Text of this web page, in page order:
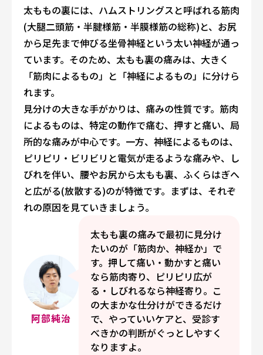
太ももの裏には、ハムストリングスと呼ばれる筋肉
(大腿二頭筋・半腱様筋・半膜様筋の総称)と、お尻
から足先まで伸びる坐骨神経という太い神経が通っ
ています。そのため、太もも裏の痛みは、大きく
「筋肉によるもの」と「神経によるもの」に分けら
れます。
見分けの大きな手がかりは、痛みの性質です。筋肉
によるものは、特定の動作で痛む、押すと痛い、局
所的な痛みが中心です。一方、神経によるものは、
ピリピリ・ビリビリと電気が走るような痛みや、し
びれを伴い、腰やお尻から太もも裏、ふくらはぎへ
と広がる(放散する)のが特徴です。まずは、それぞ
れの原因を見ていきましょう。
阿部純治
太もも裏の痛みで最初に見分け
たいのが「筋肉か、神経か」で
す。押して痛い・動かすと痛い
なら筋肉寄り、ピリピリ広が
る・しびれるなら神経寄り。こ
の大まかな仕分けができるだけ
で、やっていいケアと、受診す
べきかの判断がぐっとしやすく
なりますよ。